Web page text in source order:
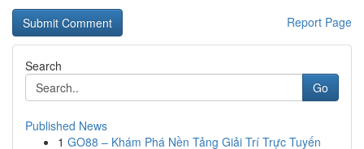
Report Page
Search
Go
Published News
1 GO88 – Khám Phá Nền Tảng Giải Trí Trực Tuyến